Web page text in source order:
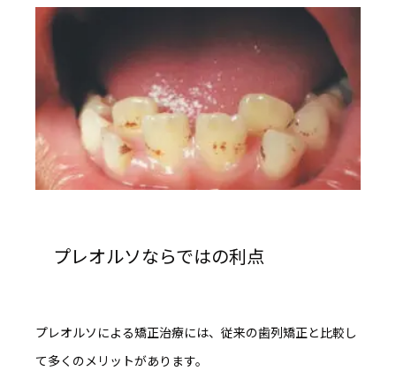
プレオルソならではの利点
プレオルソによる矯正治療には、従来の歯列矯正と比較し
て多くのメリットがあります。